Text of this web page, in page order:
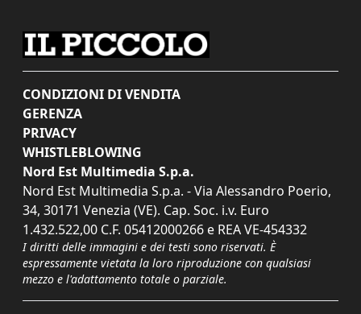
CONDIZIONI DI VENDITA
GERENZA
PRIVACY
WHISTLEBLOWING
Nord Est Multimedia S.p.a.
Nord Est Multimedia S.p.a. - Via Alessandro Poerio,
34, 30171 Venezia (VE). Cap. Soc. i.v. Euro
1.432.522,00 C.F. 05412000266 e REA VE-454332
I diritti delle immagini e dei testi sono riservati. È
espressamente vietata la loro riproduzione con qualsiasi
mezzo e l'adattamento totale o parziale.